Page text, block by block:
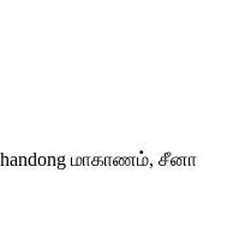
Shandong மாகாணம், சீனா